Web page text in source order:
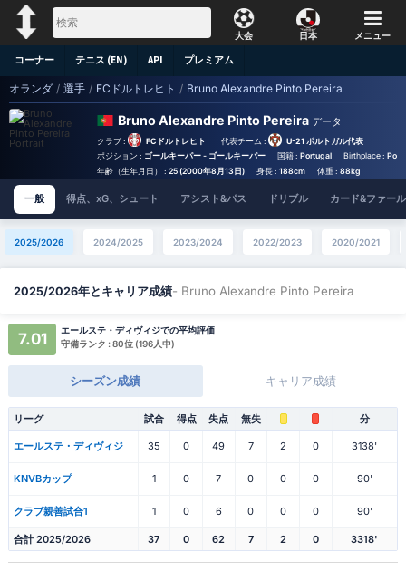
大会 日本 メニュー
コーナー テニス (EN) API プレミアム
オランダ / 選手 / FCドルトレヒト / Bruno Alexandre Pinto Pereira
Bruno Alexandre Pinto Pereira データ
クラブ : FCドルトレヒト 代表チーム :
U-21 ポルトガル代表
ポジション : ゴールキーパー - ゴールキーパー 国籍 : Portugal Birthplace :
年齢（生年月日） : 25 (2000年8月13日) 身長 : 188cm 体重 : 88kg
一般 得点、xG、シュート アシスト&パス ドリブル カード&ファール
2025/2026 2024/2025 2023/2024 2022/2023 2020/2021
2025/2026年とキャリア成績- Bruno Alexandre Pinto Pereira
7.01
エールステ・ディヴィジでの平均評価
守備ランク : 80位 (196人中)
シーズン成績 キャリア成績
リーグ 試合 得点 失点 無失 分
エールステ・ディヴィジ 35 0 49 7 2 0 3138'
KNVBカップ 1 0 7 0 0 0 90'
クラブ親善試合1 1 0 6 0 0 0 90'
合計 2025/2026 37 0 62 7 2 0 3318'